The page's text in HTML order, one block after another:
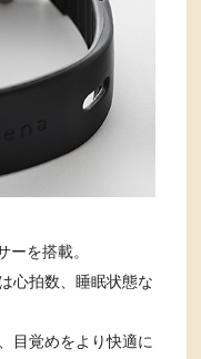
を搭載。
心拍数、睡眠状態な
目覚めをより快適に